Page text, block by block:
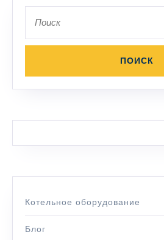
по:
Котельное оборудование
Блог